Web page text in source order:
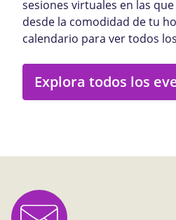
sesiones virtuales en las
desde la comodidad de tu
calendario para ver todos
Explora todos los